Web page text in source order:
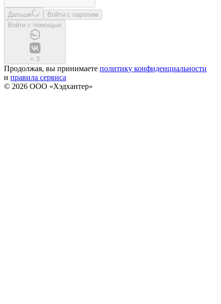
Дальше
Войти с паролем
Войти с помощью
+ 3
Продолжая, вы принимаете политику конфиденциальности
и правила сервиса
© 2026 ООО «Хэдхантер»